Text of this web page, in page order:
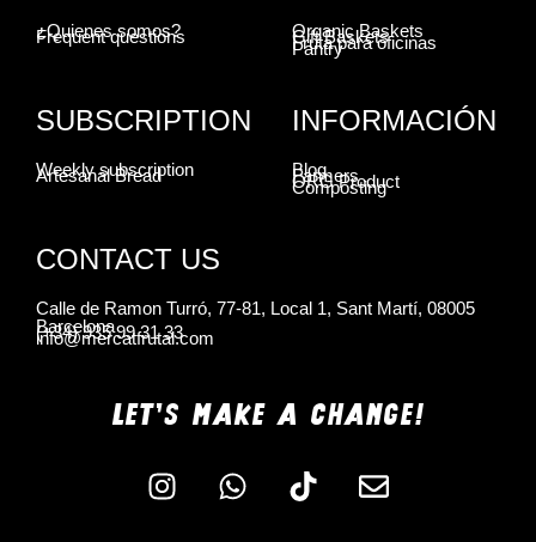
¿Quienes somos?
Frequent questions Organic Baskets
Gift Baskets
Fruta para oficinas
Pantry
SUBSCRIPTION
Weekly subscription
Artesanal Bread
INFORMACIÓN
Blog
Farmers
ORG Product
Composting
CONTACT US
Calle de Ramon Turró, 77-81, Local 1, Sant Martí, 08005
Barcelona
(+34) 935 99 31 33
info@mercatfrutal.com
LET'S MAKE A CHANGE!